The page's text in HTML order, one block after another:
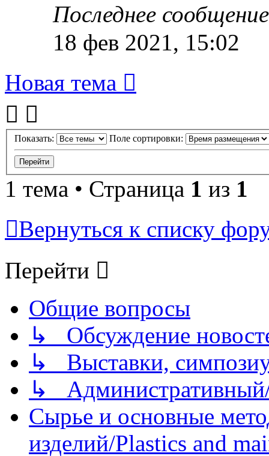
Последнее
18 фев 2021, 15:02
Новая тема
Показать: Поле сортировки:
1 тема • Страница 1 из 1
Вернуться к списку
Перейти
Общие вопросы
↳ Обсуждение
↳ Выставки,
↳
Сырье и основные
изделий/Plastics and